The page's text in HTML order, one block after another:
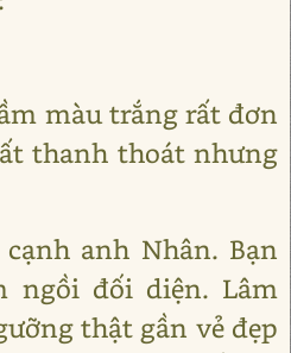
màu trắng rất đơn
thanh thoát nhưng
anh Nhân. Bạn
ngồi đối diện. Lâm
thật gần vẻ đẹp